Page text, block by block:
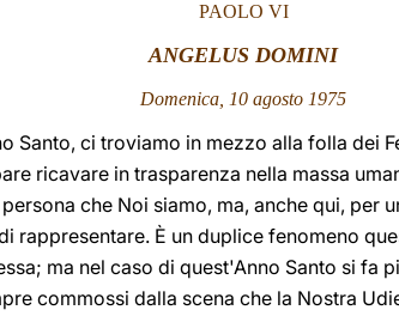
PAOLO VI
ANGELUS DOMINI
Domenica, 10 agosto 1975
Santo, ci troviamo in mezzo alla folla dei
ricavare in trasparenza nella massa
che Noi siamo, ma, anche qui, per
rappresentare. È un duplice fenomeno
ma nel caso di quest'Anno Santo si fa
commossi dalla scena che la Nostra